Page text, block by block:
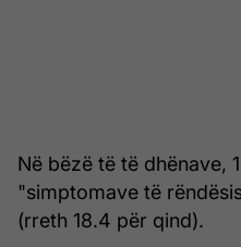
Në bëzë të të dhënave,
"simptomave të
(rreth 18.4 për qind).